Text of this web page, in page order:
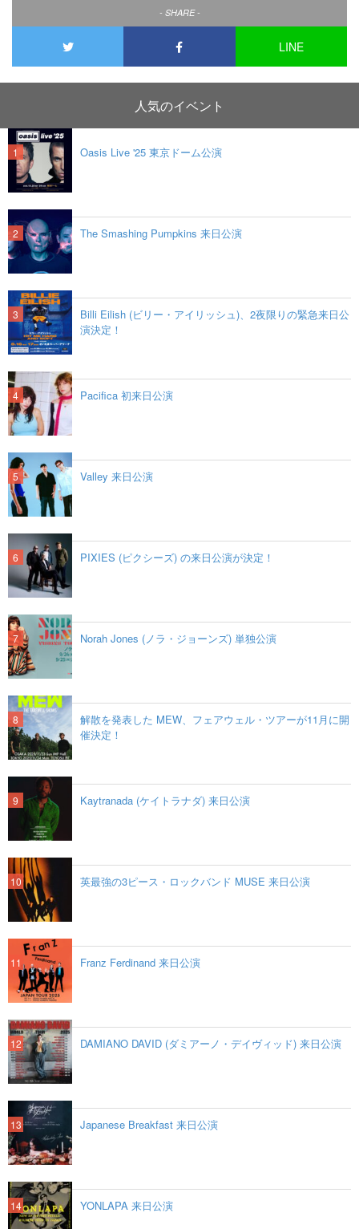
- SHARE -
LINE
人気のイベント
Oasis Live '25 東京ドーム公演
The Smashing Pumpkins 来日公演
Billi Eilish (ビリー・アイリッシュ)、2夜限りの緊急来日公
演決定！
Pacifica 初来日公演
Valley 来日公演
PIXIES (ピクシーズ) の来日公演が決定！
Norah Jones (ノラ・ジョーンズ) 単独公演
解散を発表した MEW、フェアウェル・ツアーが11月に開
催決定！
Kaytranada (ケイトラナダ) 来日公演
英最強の3ピース・ロックバンド MUSE 来日公演
Franz Ferdinand 来日公演
DAMIANO DAVID (ダミアーノ・デイヴィッド) 来日公演
Japanese Breakfast 来日公演
YONLAPA 来日公演